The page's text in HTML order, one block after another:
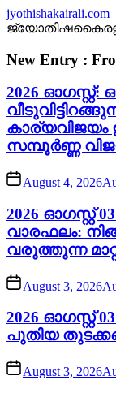
Skip
to
content
jyothishakairali.com
New Entry :
2026
കാര്യവിജയം
സമ്പൂർണ്ണ
August 4, 2026
2026
വാരഫലം:
വരുത്തുന്ന
August 3, 2026
2026 ഓഗസ്റ്റ്
പുതിയ
August 3, 2026